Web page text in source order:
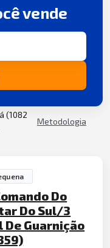
vende
(1082
Metodologia
Do
Do Sul/3
Guarnição